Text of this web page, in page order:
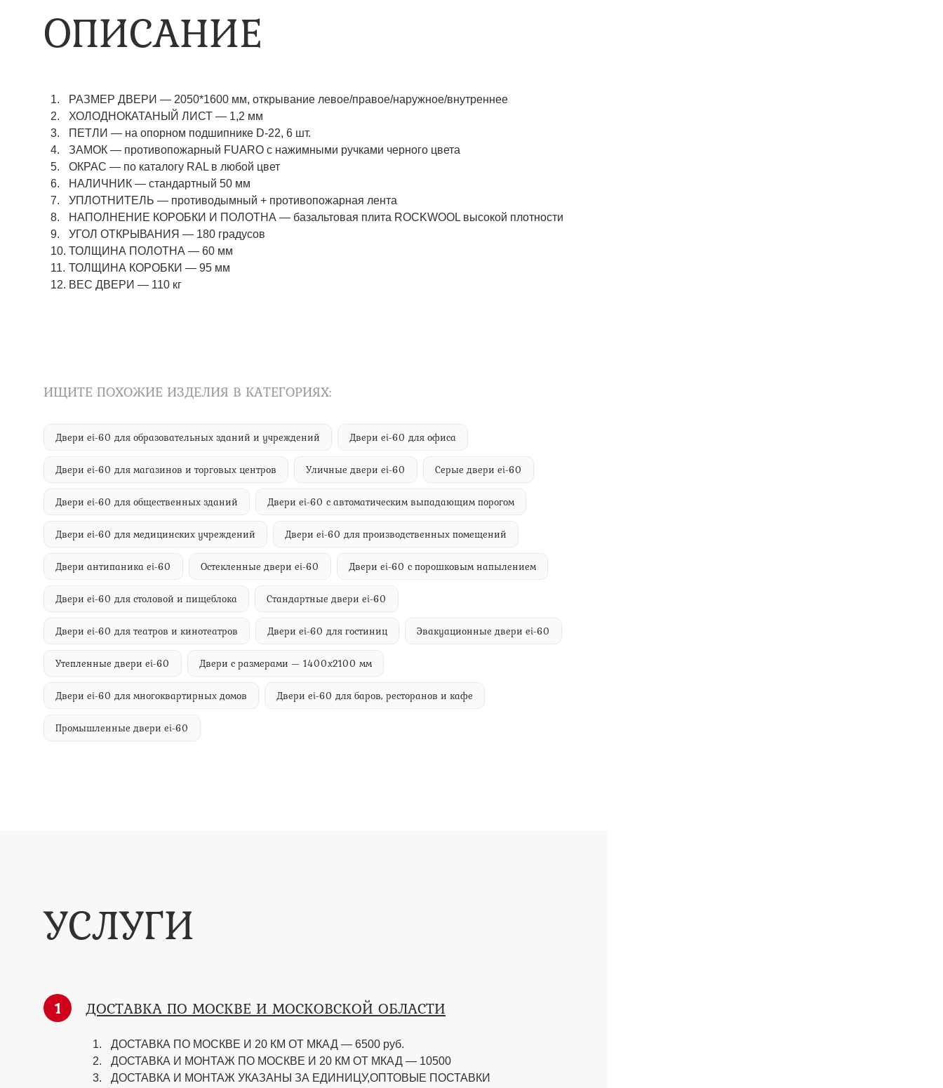
ОПИСАНИЕ
РАЗМЕР ДВЕРИ — 2050*1600 мм, открывание левое/правое/наружное/внутреннее
ХОЛОДНОКАТАНЫЙ ЛИСТ — 1,2 мм
ПЕТЛИ — на опорном подшипнике D-22, 6 шт.
ЗАМОК — противопожарный FUARO с нажимными ручками черного цвета
ОКРАС — по каталогу RAL в любой цвет​​​​​​​
НАЛИЧНИК — стандартный 50 мм
УПЛОТНИТЕЛЬ — противодымный + противопожарная лента
НАПОЛНЕНИЕ КОРОБКИ И ПОЛОТНА — базальтовая плита ROCKWOOL высокой плотности
УГОЛ ОТКРЫВАНИЯ — 180 градусов
ТОЛЩИНА ПОЛОТНА — 60 мм
ТОЛЩИНА КОРОБКИ — 95 мм
ВЕС ДВЕРИ — 110 кг
ИЩИТЕ ПОХОЖИЕ ИЗДЕЛИЯ В КАТЕГОРИЯХ:
Двери ei-60 для образовательных зданий и учреждений Двери ei-60 для офиса
Двери ei-60 для магазинов и торговых центров Уличные двери ei-60 Серые двери ei-60
Двери ei-60 для общественных зданий Двери ei-60 с автоматическим выпадающим порогом
Двери ei-60 для медицинских учреждений Двери ei-60 для производственных помещений
Двери антипаника ei-60 Остекленные двери ei-60 Двери ei-60 с порошковым напылением
Двери ei-60 для столовой и пищеблока Стандартные двери ei-60
Двери ei-60 для театров и кинотеатров Двери ei-60 для гостиниц Эвакуационные двери ei-60
Утепленные двери ei-60 Двери с размерами — 1400х2100 мм
Двери ei-60 для многоквартирных домов Двери ei-60 для баров, ресторанов и кафе
Промышленные двери ei-60
УСЛУГИ
1 ДОСТАВКА ПО МОСКВЕ И МОСКОВСКОЙ ОБЛАСТИ
ДОСТАВКА ПО МОСКВЕ И 20 КМ ОТ МКАД — 6500 руб.
ДОСТАВКА И МОНТАЖ ПО МОСКВЕ И 20 КМ ОТ МКАД — 10500
ДОСТАВКА И МОНТАЖ УКАЗАНЫ ЗА ЕДИНИЦУ,ОПТОВЫЕ ПОСТАВКИ